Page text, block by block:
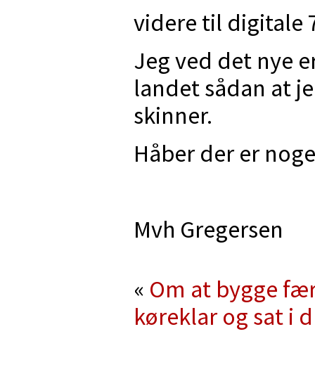
videre til digitale
Jeg ved det nye
landet sådan at
skinner.
Håber der er
Mvh Gregersen
« Om at bygge
køreklar og sat i